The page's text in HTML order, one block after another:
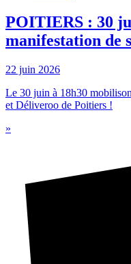
POITIERS : 30
manifestation de
22 juin 2026
Le 30 juin à 18h30
et Déliveroo de Poitiers !
»